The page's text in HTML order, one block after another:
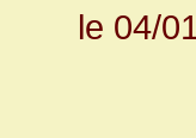
le 04/